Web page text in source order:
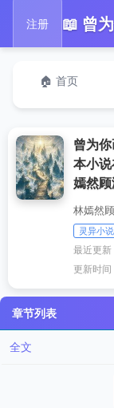
注册
🏠 首页
曾为
本小
嫣然
林嫣然
灵异小说
最近更新
更新时间
章节列表
全文